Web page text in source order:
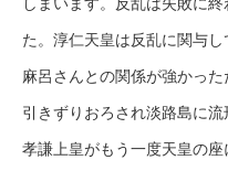
しまいます。反乱は失敗に
た。淳仁天皇は反乱に関与
麻呂さんとの関係が強かっ
引きずりおろされ淡路島に
孝謙上皇がもう一度天皇の